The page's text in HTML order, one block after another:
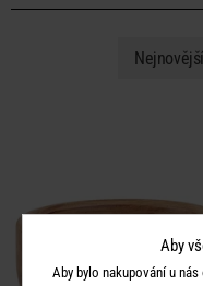
Aby
Aby bylo nakupování u